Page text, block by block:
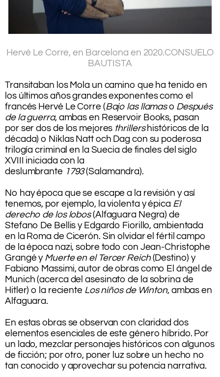
Hervé Le Corre, en Barcelona en 2020.CONSUELO
BAUTISTA
Transitaban los Mola un camino que ha tenido en
los últimos años grandes exponentes como el
francés Hervé Le Corre (Bajo las llamaso Después
de la guerra, ambas en Reservoir Books, pasan
por ser dos de los mejores thrillershistóricos de la
década) o Niklas Natt och Dag con su poderosa
trilogía criminal en la Suecia de finales del siglo
XVIII iniciada con la
deslumbrante 1793(Salamandra).
No hay época que se escape a la revisión y así
tenemos, por ejemplo, la violenta y épica El
derecho de los lobos(Alfaguara Negra) de
Stefano De Bellis y Edgardo Fiorillo, ambientada
en la Roma de Cicerón. Sin olvidar el fértil campo
de la época nazi, sobre todo con Jean-Christophe
Grangé y Muerte en el Tercer Reich(Destino) y
Fabiano Massimi, autor de obras como El ángel de
Munich (acerca del asesinato de la sobrina de
Hitler) o la reciente Los niños de Winton, ambas en
Alfaguara.
En estas obras se observan con claridad dos
elementos esenciales de este género híbrido. Por
un lado, mezclar personajes históricos con algunos
de ficción; por otro, poner luz sobre un hecho no
tan conocido y aprovechar su potencia narrativa.